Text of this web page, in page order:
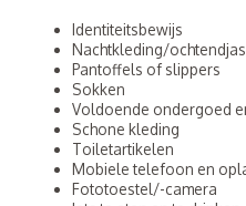
Identiteitsbewijs
Nachtkleding/ochtendjas
Pantoffels of slippers
Sokken
Voldoende ondergoed
Schone kleding
Toiletartikelen
Mobiele telefoon en
Fototoestel/-camera